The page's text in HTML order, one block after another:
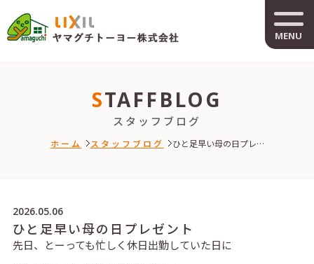
MENU
STAFFBLOG
スタッフブログ
ホーム スタッフブログ ひと足早い母の日プレ…
2026.05.06
ひと足早い母の日プレゼント
先日、とーっても忙しく休日出勤していた日に